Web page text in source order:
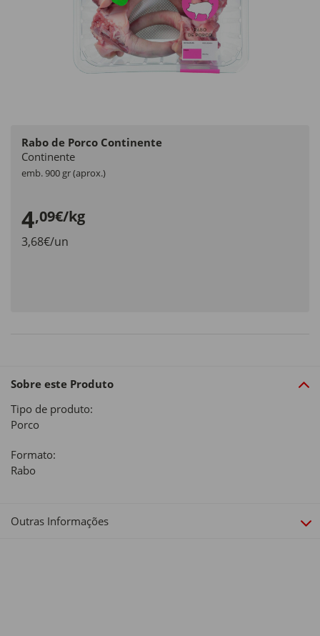
Rabo de Porco Continente
Continente
emb. 900 gr (aprox.)
4,09€/kg
3,68€/un
Sobre este Produto
Tipo de produto:
Porco
Formato:
Rabo
Outras Informações